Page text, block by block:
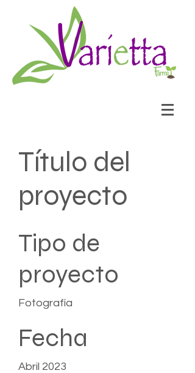
Título del
proyecto
Tipo de
proyecto
Fotografía
Fecha
Abril 2023